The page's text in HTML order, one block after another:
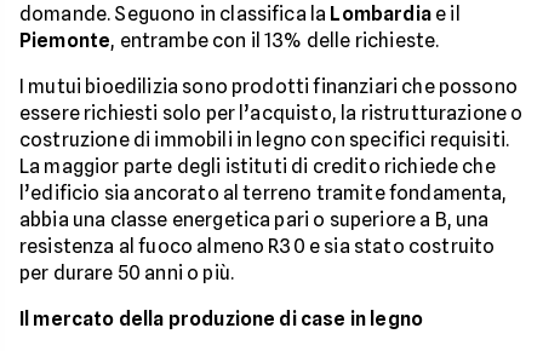
domande. Seguono in classifica la Lombardiae il
Piemonte, entrambe con il 13% delle richieste.
I mutui bioedilizia sono prodotti finanziari che possono
essere richiesti solo per l’acquisto, la ristrutturazione o
costruzione di immobili in legno con specifici requisiti.
La maggior parte degli istituti di credito richiede che
l’edificio sia ancorato al terreno tramite fondamenta,
abbia una classe energetica pari o superiore a B, una
resistenza al fuoco almeno R30 e sia stato costruito
per durare 50 anni o più.
Il mercato della produzione di case in legno